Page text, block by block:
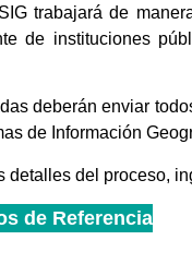
trabajará de
de instituciones
deberán enviar
de Información
detalles del proceso,
de Referencia